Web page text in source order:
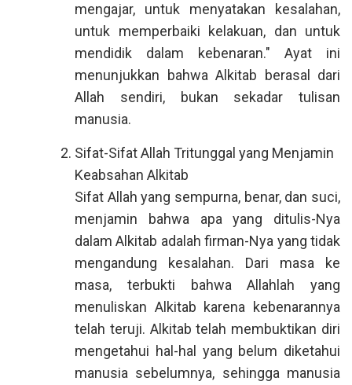
mengajar, untuk menyatakan kesalahan,
untuk memperbaiki kelakuan, dan untuk
mendidik dalam kebenaran." Ayat ini
menunjukkan bahwa Alkitab berasal dari
Allah sendiri, bukan sekadar tulisan
manusia.
Sifat-Sifat Allah Tritunggal yang Menjamin
Keabsahan Alkitab
Sifat Allah yang sempurna, benar, dan suci,
menjamin bahwa apa yang ditulis-Nya
dalam Alkitab adalah firman-Nya yang tidak
mengandung kesalahan. Dari masa ke
masa, terbukti bahwa Allahlah yang
menuliskan Alkitab karena kebenarannya
telah teruji. Alkitab telah membuktikan diri
mengetahui hal-hal yang belum diketahui
manusia sebelumnya, sehingga manusia